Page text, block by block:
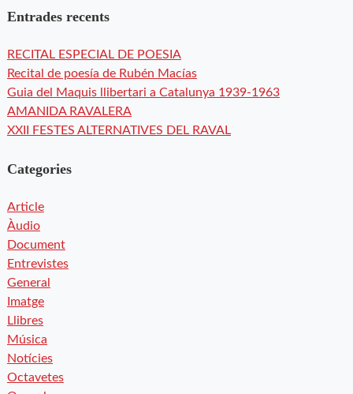
Entrades recents
RECITAL ESPECIAL DE POESIA
Recital de poesía de Rubén Macías
Guia del Maquis llibertari a Catalunya 1939-1963
AMANIDA RAVALERA
XXII FESTES ALTERNATIVES DEL RAVAL
Categories
Article
Àudio
Document
Entrevistes
General
Imatge
Llibres
Música
Notícies
Octavetes